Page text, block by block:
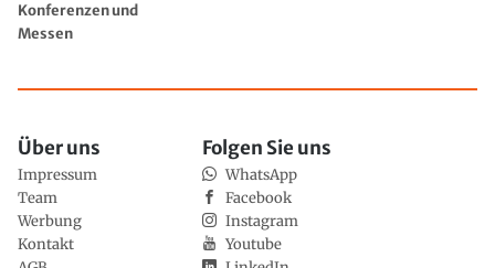
Konferenzen und
Messen
Über uns
Impressum
Team
Werbung
Kontakt
Folgen Sie uns
WhatsApp
Facebook
Instagram
Youtube